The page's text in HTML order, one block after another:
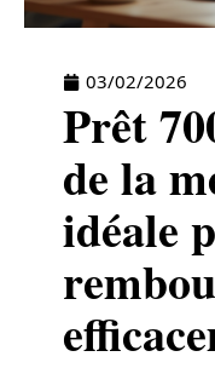
03/02/2026
Prêt
de la
idéale